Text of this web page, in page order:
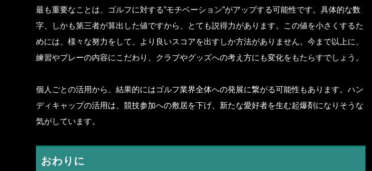
最も重要なことは、ゴルフに対する”モチベーション”がアップする可能性です。具体的な数
字、しかも第三者が算出した値ですから、とても説得力があります。この値を小さくするた
めには、様々な努力をして、より良いスコアを出すしか方法がありません。今まで以上に、
練習やプレーの内容にこだわり、クラブやグッズへの考え方にも変化をもたらすでしょう。
個人ごとの活用から、結果的にはゴルフ業界全体への発展に繋がる可能性もあります。ハン
ディキャップの活用は、競技参加への敷居を下げ、新たな愛好者を生む起爆剤になりそうな
気がしています。
おわりに